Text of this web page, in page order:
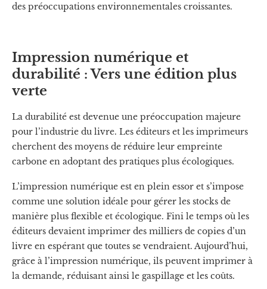
des préoccupations environnementales croissantes.
Impression numérique et
durabilité : Vers une édition plus
verte
La durabilité est devenue une préoccupation majeure
pour l’industrie du livre. Les éditeurs et les imprimeurs
cherchent des moyens de réduire leur empreinte
carbone en adoptant des pratiques plus écologiques.
L’impression numérique est en plein essor et s’impose
comme une solution idéale pour gérer les stocks de
manière plus flexible et écologique. Fini le temps où les
éditeurs devaient imprimer des milliers de copies d’un
livre en espérant que toutes se vendraient. Aujourd’hui,
grâce à l’impression numérique, ils peuvent imprimer à
la demande, réduisant ainsi le gaspillage et les coûts.